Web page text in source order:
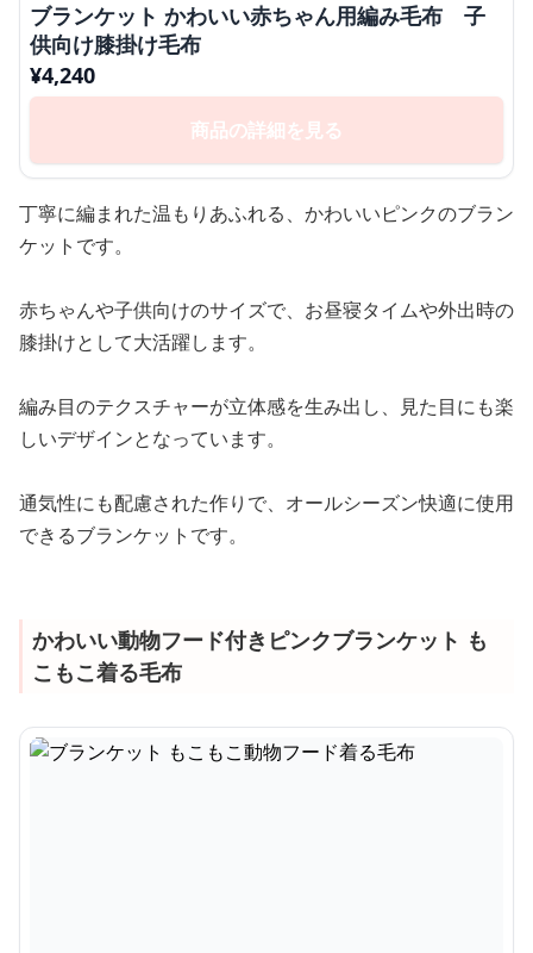
ブランケット かわいい赤ちゃん用編み毛布 子
供向け膝掛け毛布
¥4,240
商品の詳細を見る
丁寧に編まれた温もりあふれる、かわいいピンクのブラン
ケットです。
赤ちゃんや子供向けのサイズで、お昼寝タイムや外出時の
膝掛けとして大活躍します。
編み目のテクスチャーが立体感を生み出し、見た目にも楽
しいデザインとなっています。
通気性にも配慮された作りで、オールシーズン快適に使用
できるブランケットです。
かわいい動物フード付きピンクブランケット も
こもこ着る毛布